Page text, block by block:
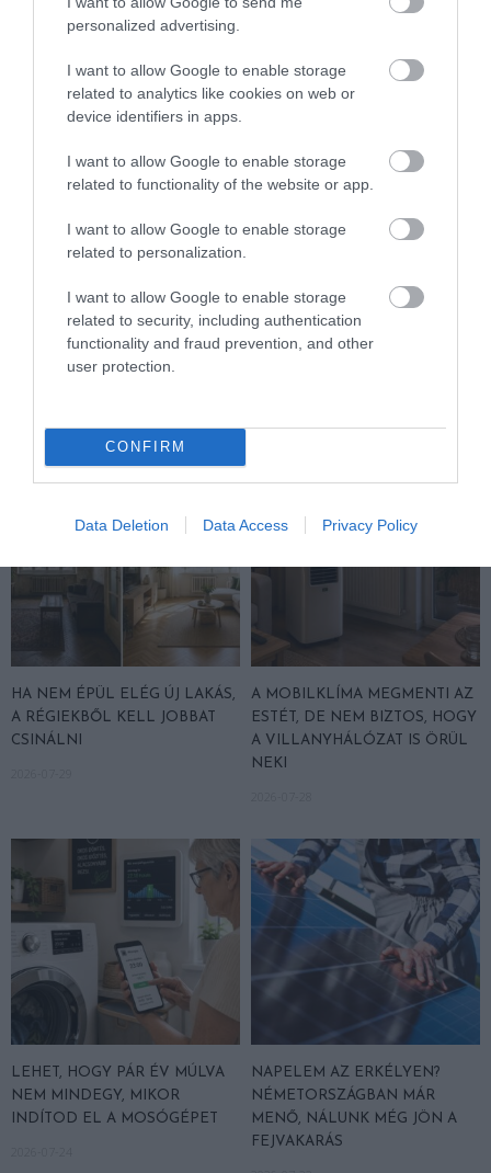
personalized advertising.
I want to allow Google to enable storage
related to analytics like cookies on web or
device identifiers in apps.
I want to allow Google to enable storage
related to functionality of the website or app.
I want to allow Google to enable storage
related to personalization.
I want to allow Google to enable storage
related to security, including authentication
functionality and fraud prevention, and other
user protection.
CONFIRM
Data Deletion Data Access Privacy Policy
A VIZET A NÖVÉNYBŐL
VÁLJON AZ OTTHONOD
NAPELEM MELLÉ
AKKUMULÁTOR? ÍGY LEHET
ELTÁROLNI A NAPPALT
NEM CSAK A MELEGGEL VAN
BAJ: NYÁRON IS EL TUD
HA NEM ÉPÜL ELÉG ÚJ LAKÁS,
A RÉGIEKBŐL KELL JOBBAT
CSINÁLNI
A MOBILKLÍMA MEGMENTI AZ
ESTÉT, DE NEM BIZTOS, HOGY
A VILLANYHÁLÓZAT IS ÖRÜL
NEKI
LEHET, HOGY PÁR ÉV MÚLVA
NEM MINDEGY, MIKOR
INDÍTOD EL A MOSÓGÉPET
NAPELEM AZ ERKÉLYEN?
NÉMETORSZÁGBAN MÁR
MENŐ, NÁLUNK MÉG JÖN A
FEJVAKARÁS